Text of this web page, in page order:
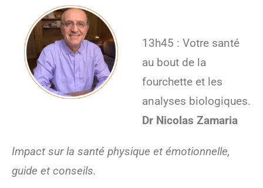
13h45 : Votre santé
au bout de la
fourchette et les
analyses biologiques.
Dr Nicolas Zamaria
Impact sur la santé physique et émotionnelle,
guide et conseils.